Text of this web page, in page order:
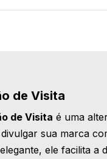
de Visita
de Visita é uma
sua marca
ele facilita a